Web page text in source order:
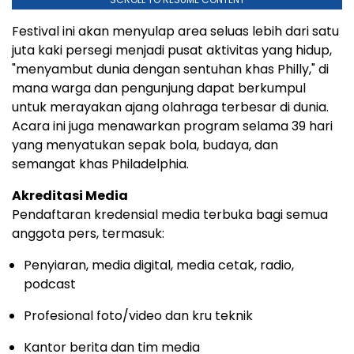
Acara ini juga menawarkan program selama 39 hari
yang menyatukan sepak bola, budaya, dan
semangat khas Philadelphia.
Akreditasi Media
Pendaftaran kredensial media terbuka bagi semua
anggota pers, termasuk:
Penyiaran, media digital, media cetak, radio,
podcast
Profesional foto/video dan kru teknik
Kantor berita dan tim media
Pekerja lepas (verifikasi penugasan mungkin
diperlukan)
Pendaftaran media diPhillyFWC26.com/Credentials
Semua media harus mendaftar terlebih dahulu untuk